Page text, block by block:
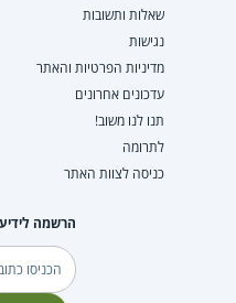
שאלות ותשובות
נגישות
מדיניות הפרטיות והאתר
עדכונים אחרונים
תנו לנו משוב!
לתרומה
כניסה לצוות האתר
הרשמה
דוא"ל